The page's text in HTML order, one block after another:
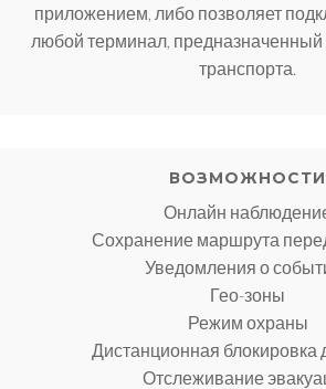
приложением, либо позволяет
любой терминал, предназначенный
транспорта.
ВОЗМОЖНОСТИ
Онлайн
Сохранение маршрута
Уведомления о
Гео-зоны
Режим охраны
Дистанционная блокировка
Отслеживание